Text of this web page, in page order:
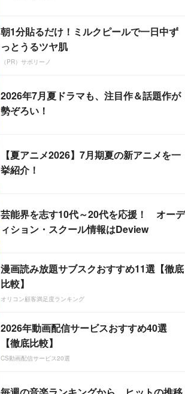
朝1分貼るだけ！ミルクピールで一日中ず
っとうるツヤ肌
（PR）サボリーノ
2026年7月夏ドラマも、注目作＆話題作が
勢ぞろい！
【夏アニメ2026】7月期夏の新アニメを一
挙紹介！
芸能界を志す10代～20代を応援！ オーデ
ィション・スクール情報はDeview
漫画読み放題サブスクおすすめ11選【徹底
比較】
オリコン顧客満足度ランキング
2026年動画配信サービスおすすめ40選
【徹底比較】
CS動画配信サービス20選